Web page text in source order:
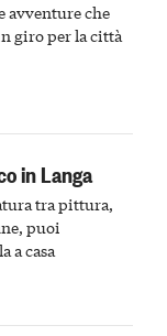
avventure che
giro per la città
in Langa
tra pittura,
puoi
a casa